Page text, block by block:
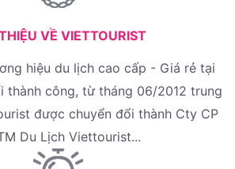
VỀ VIETTOURIST
hiệu du lịch cao cấp - Giá rẻ tại
thành công, từ tháng 06/2012 trung
được chuyển đổi thành Cty CP
Du Lịch Viettourist...